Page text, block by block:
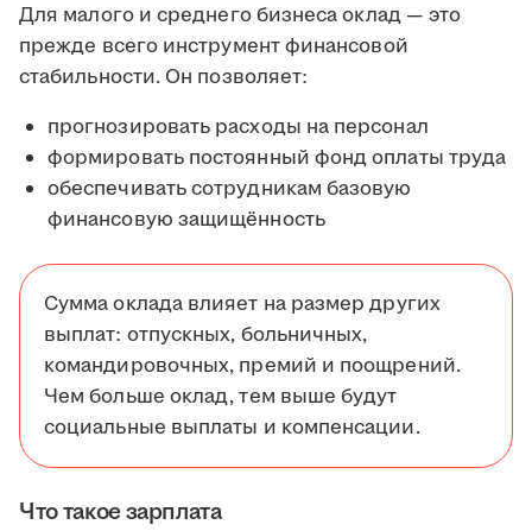
Для малого и среднего бизнеса оклад — это
прежде всего инструмент финансовой
стабильности. Он позволяет:
прогнозировать расходы на персонал
формировать постоянный фонд оплаты труда
обеспечивать сотрудникам базовую
финансовую защищённость
Сумма оклада влияет на размер других
выплат: отпускных, больничных,
командировочных, премий и поощрений.
Чем больше оклад, тем выше будут
социальные выплаты и компенсации.
Что такое зарплата